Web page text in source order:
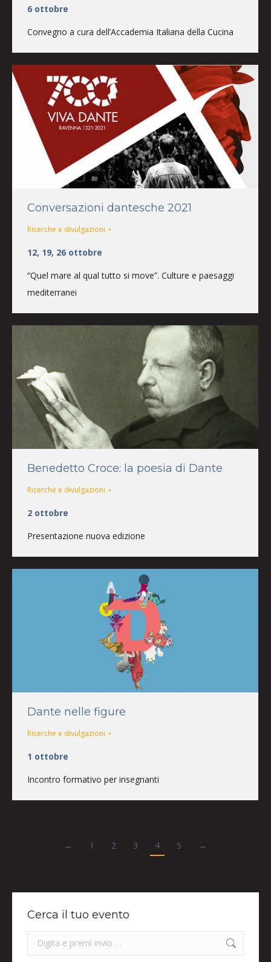
6 ottobre
Convegno a cura dell’Accademia Italiana della Cucina
Conversazioni dantesche 2021
Ricerche e divulgazioni
12, 19, 26 ottobre
“Quel mare al qual tutto si move”. Culture e paesaggi
mediterranei
Benedetto Croce: la poesia di Dante
Ricerche e divulgazioni
2 ottobre
Presentazione nuova edizione
Dante nelle figure
Ricerche e divulgazioni
1 ottobre
Incontro formativo per insegnanti
← 1 2 3 4 5 →
Cerca il tuo evento
Search: